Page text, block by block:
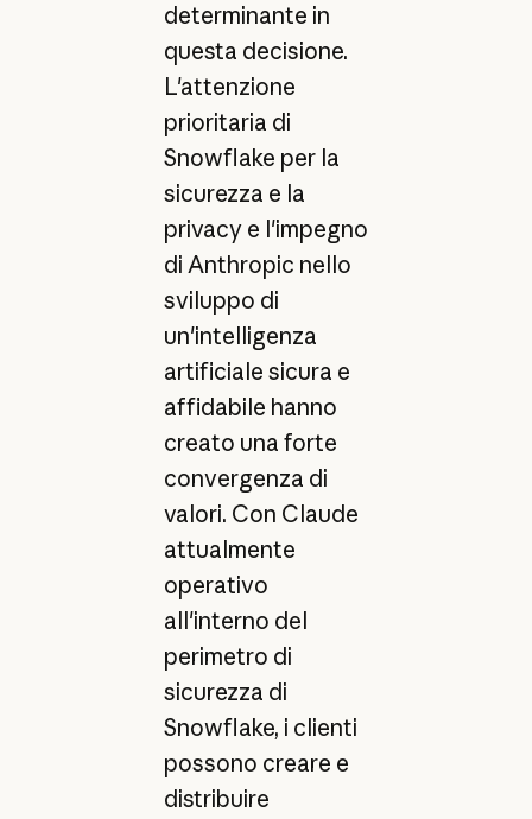
determinante in
questa decisione.
L'attenzione
prioritaria di
Snowflake per la
sicurezza e la
privacy e l'impegno
di Anthropic nello
sviluppo di
un'intelligenza
artificiale sicura e
affidabile hanno
creato una forte
convergenza di
valori. Con Claude
attualmente
operativo
all'interno del
perimetro di
sicurezza di
Snowflake, i clienti
possono creare e
distribuire